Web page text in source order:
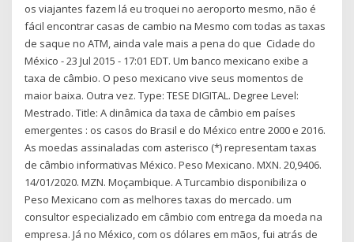
os viajantes fazem lá eu troquei no aeroporto mesmo, não é
fácil encontrar casas de cambio na Mesmo com todas as taxas
de saque no ATM, ainda vale mais a pena do que Cidade do
México - 23 Jul 2015 - 17:01 EDT. Um banco mexicano exibe a
taxa de câmbio. O peso mexicano vive seus momentos de
maior baixa. Outra vez. Type: TESE DIGITAL. Degree Level:
Mestrado. Title: A dinâmica da taxa de câmbio em países
emergentes : os casos do Brasil e do México entre 2000 e 2016.
As moedas assinaladas com asterisco (*) representam taxas
de câmbio informativas México. Peso Mexicano. MXN. 20,9406.
14/01/2020. MZN. Moçambique. A Turcambio disponibiliza o
Peso Mexicano com as melhores taxas do mercado. um
consultor especializado em câmbio com entrega da moeda na
empresa. Já no México, com os dólares em mãos, fui atrás de